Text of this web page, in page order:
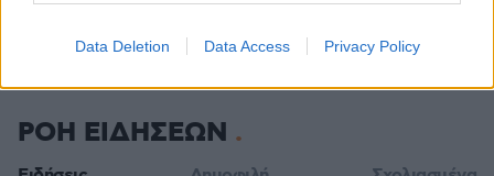
Data Deletion Data Access Privacy Policy
σε Bάζει στην Aγορά Eργασίας
ΡΟΗ ΕΙΔΗΣΕΩΝ